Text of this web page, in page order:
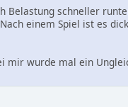
Belastung schneller
einem Spiel ist es
mir wurde mal ein